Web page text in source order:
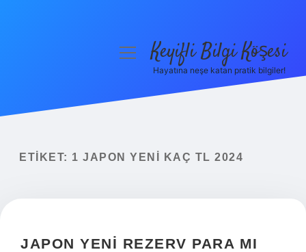
Yasal Uyarı
menüyüKeyifli Bilgi Köşesi
Hayatına neşe katan pratik bilgiler!
ETIKET: 1 JAPON YENI KAÇ TL 2024
JAPON YENI REZERV PARA MI